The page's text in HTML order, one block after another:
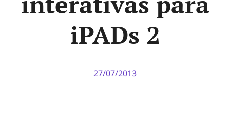
iPADs 2
27/07/2013